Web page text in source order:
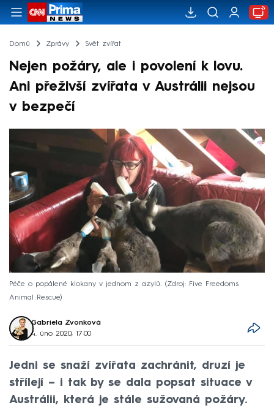
Domů Zprávy Svět zvířat
Nejen požáry, ale i povolení k lovu.
Ani přeživší zvířata v Austrálii nejsou
v bezpečí
Péče o popálené klokany v jednom z azylů.
Zdroj: Five Freedoms
Animal Rescue
Gabriela Zvonková
4. úno 2020, 17:00
Jedni se snaží zvířata zachránit, druzí je
střílejí – i tak by se dala popsat situace v
Austrálii, která je stále sužovaná požáry.